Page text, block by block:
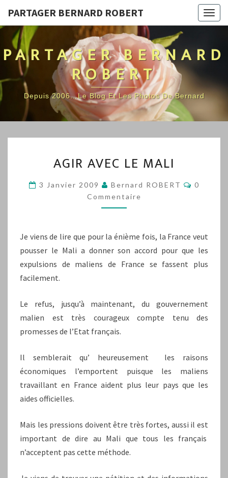
PARTAGER BERNARD ROBERT
PARTAGER BERNARD
ROBERT
Depuis 2006…Le Blog Et Les Photos De Bernard
AVEC
MALI
AGIR AVEC LE MALI
3 Janvier 2009 Bernard ROBERT
0
Commentaire
Je viens de lire que pour la énième fois, la France veut
pousser le Mali a donner son accord pour que les
expulsions de maliens de France se fassent plus
facilement.
Le refus, jusqu’à maintenant, du gouvernement
malien est très courageux compte tenu des
promesses de l’Etat français.
Il semblerait qu’ heureusement les raisons
économiques l’emportent puisque les maliens
travaillant en France aident plus leur pays que les
aides officielles.
Mais les pressions doivent être très fortes, aussi il est
important de dire au Mali que tous les français
n’acceptent pas cette méthode.